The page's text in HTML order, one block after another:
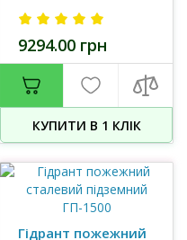
9294.00 грн
КУПИТИ В 1 КЛIК
Гідрант пожежний